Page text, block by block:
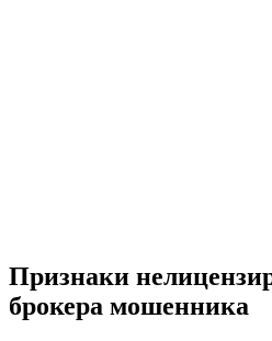
Признаки
брокера мошенника